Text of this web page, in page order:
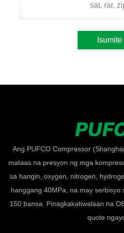
sat, rar,
Isumite
Ang PUFCO Compressor
mataas na presyon ng mga
sa hangin, oxygen, nitrogen,
hanggang 40MPa, na may serbisyo
150 bansa. Pinagkakatiwalaan na
quote